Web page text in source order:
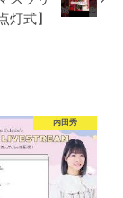
灯式】
内田秀